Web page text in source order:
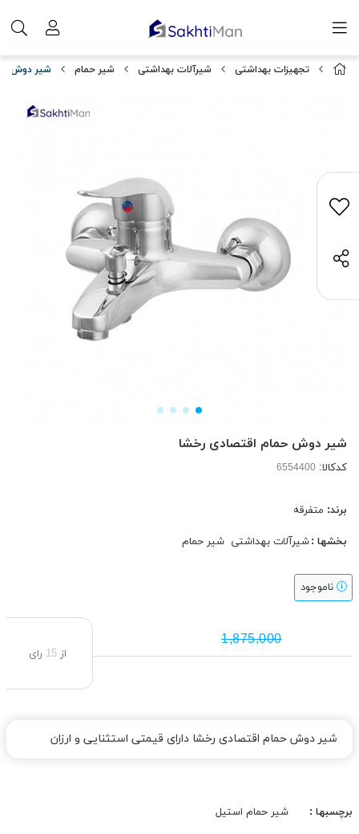
تجهیزات بهداشتی شیرآلات بهداشتی شیر حمام شیر دوش
شیر دوش حمام اقتصادی رخشا
کدکالا:
برند: متفرقه
بخشها :شیرآلات بهداشتی شیر حمام
ناموجود
1,875,000
از15 رای
شیر دوش حمام اقتصادی رخشا دارای قیمتی استثنایی و ارزان
برچسبها : شیر حمام استیل